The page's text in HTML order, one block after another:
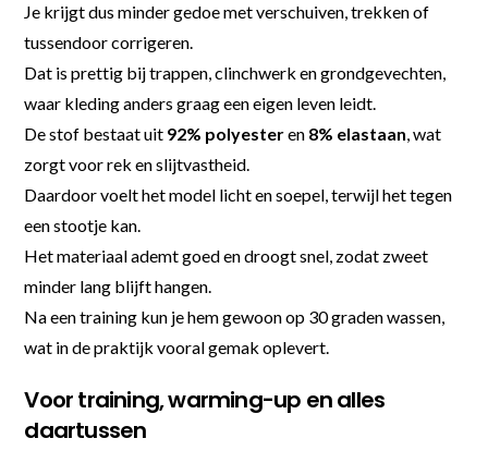
Je krijgt dus minder gedoe met verschuiven, trekken of
tussendoor corrigeren.
Dat is prettig bij trappen, clinchwerk en grondgevechten,
waar kleding anders graag een eigen leven leidt.
De stof bestaat uit 92% polyesteren 8% elastaan, wat
zorgt voor rek en slijtvastheid.
Daardoor voelt het model licht en soepel, terwijl het tegen
een stootje kan.
Het materiaal ademt goed en droogt snel, zodat zweet
minder lang blijft hangen.
Na een training kun je hem gewoon op 30 graden wassen,
wat in de praktijk vooral gemak oplevert.
Voor training, warming-up en alles
daartussen